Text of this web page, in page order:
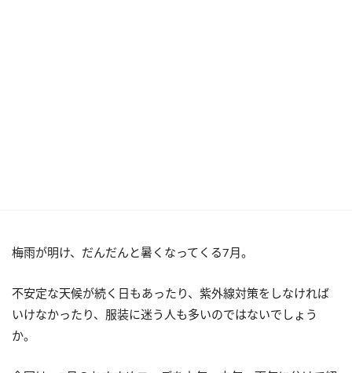
梅雨が明け、だんだんと暑くなってくる7月。
不安定な天候が続く日もあったり、紫外線対策をしなければ
いけなかったり、服装に迷う人も多いのではないでしょう
か。